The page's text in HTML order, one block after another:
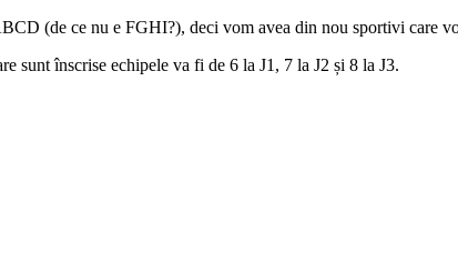
(de ce nu e FGHI?), deci vom avea din nou sportivi care
sunt înscrise echipele va fi de 6 la J1, 7 la J2 și 8 la J3.